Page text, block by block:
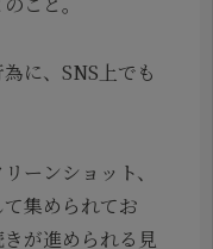
に、SNS上でも
ーンショット、
集められてお
が進められる見